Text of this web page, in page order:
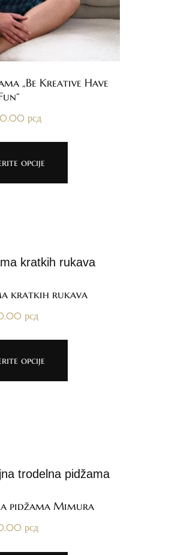
„Be Kreative Have
рсд
opcije
kratkih rukava
рсд
opcije
pidžama Mimura
рсд